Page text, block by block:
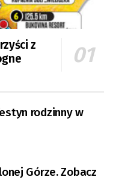
z
rodzinny w
Górze. Zobacz